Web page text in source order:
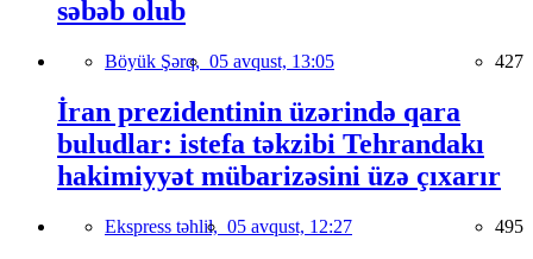
səbəb olub
Böyük Şərq, 05 avqust, 13:05 427
İran prezidentinin üzərində qara
buludlar: istefa təkzibi Tehrandakı
hakimiyyət mübarizəsini üzə çıxarır
Ekspress təhlil, 05 avqust, 12:27 495